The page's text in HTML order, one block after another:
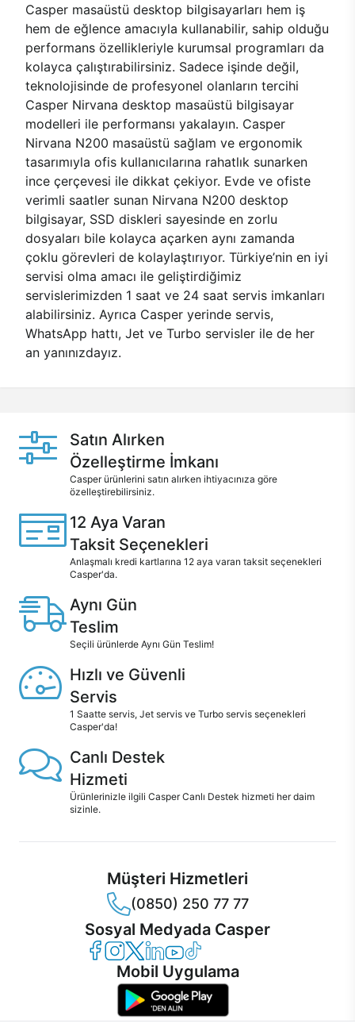
Casper masaüstü desktop bilgisayarları hem iş
hem de eğlence amacıyla kullanabilir, sahip olduğu
performans özellikleriyle kurumsal programları da
kolayca çalıştırabilirsiniz. Sadece işinde değil,
teknolojisinde de profesyonel olanların tercihi
Casper Nirvana desktop masaüstü bilgisayar
modelleri ile performansı yakalayın. Casper
Nirvana N200 masaüstü sağlam ve ergonomik
tasarımıyla ofis kullanıcılarına rahatlık sunarken
ince çerçevesi ile dikkat çekiyor. Evde ve ofiste
verimli saatler sunan Nirvana N200 desktop
bilgisayar, SSD diskleri sayesinde en zorlu
dosyaları bile kolayca açarken aynı zamanda
çoklu görevleri de kolaylaştırıyor. Türkiye’nin en iyi
servisi olma amacı ile geliştirdiğimiz
servislerimizden 1 saat ve 24 saat servis imkanları
alabilirsiniz. Ayrıca Casper yerinde servis,
WhatsApp hattı, Jet ve Turbo servisler ile de her
an yanınızdayız.
Satın Alırken
Özelleştirme İmkanı
Casper ürünlerini satın alırken ihtiyacınıza göre
özelleştirebilirsiniz.
12 Aya Varan
Taksit Seçenekleri
Anlaşmalı kredi kartlarına 12 aya varan taksit seçenekleri
Casper'da.
Aynı Gün
Teslim
Seçili ürünlerde Aynı Gün Teslim!
Hızlı ve Güvenli
Servis
1 Saatte servis, Jet servis ve Turbo servis seçenekleri
Casper'da!
Canlı Destek
Hizmeti
Ürünlerinizle ilgili Casper Canlı Destek hizmeti her daim
sizinle.
Müşteri Hizmetleri
(0850) 250 77 77
Sosyal Medyada Casper
Casper Facebook
Casper Instagram
Casper Twitter
Casper LinkedIn
Casper YouTube
Casper TikTok
Mobil Uygulama